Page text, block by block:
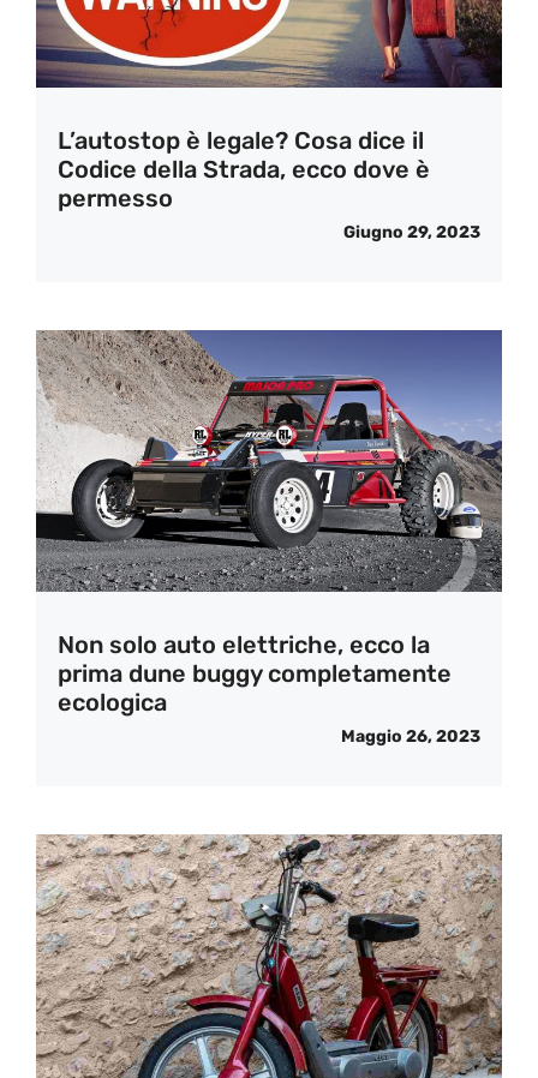
L’autostop è legale? Cosa dice il
Codice della Strada, ecco dove è
permesso
Giugno 29, 2023
Non solo auto elettriche, ecco la
prima dune buggy completamente
ecologica
Maggio 26, 2023